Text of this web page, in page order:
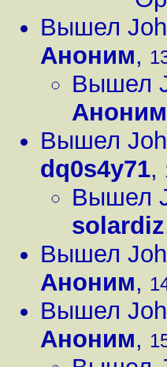
Вышел
Аноним,
Вышел
Аноним
Вышел
dq0s4y71,
Вышел
solardiz
Вышел
Аноним,
Вышел
Аноним,